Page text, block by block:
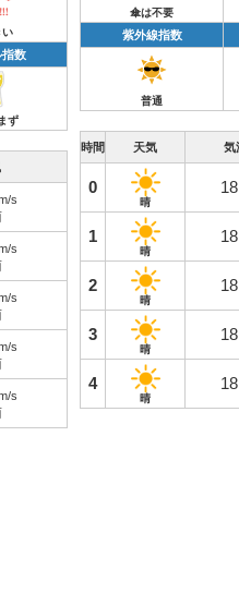
い
指数
ず
s
s
s
s
s
傘は不要
紫外線指数
普通
時間 天気 気
0
晴
18
1
晴
18
2
晴
18
3
晴
18
4
晴
18